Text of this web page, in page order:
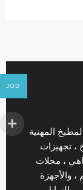
المهنية
تجهيزات
، محلات
والأجهزة
JOD